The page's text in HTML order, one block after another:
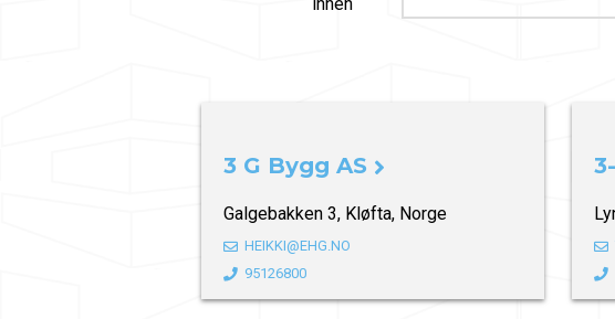
innen
3 G Bygg AS
Galgebakken 3, Kløfta, Norge
HEIKKI@EHG.NO
95126800